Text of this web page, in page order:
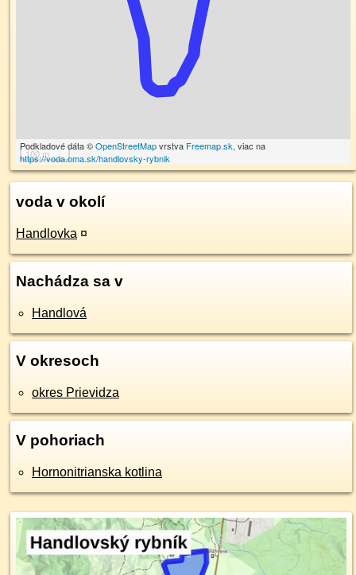
100 m
Podkladové dáta ©OpenStreetMapvrstva Freemap.sk, viac na
https://voda.oma.sk/handlovsky-rybnik
voda v okolí
Handlovka ¤
Nachádza sa v
Handlová
V okresoch
okres Prievidza
V pohoriach
Hornonitrianska kotlina